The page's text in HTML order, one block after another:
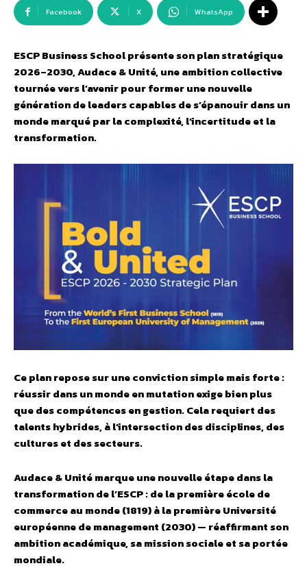
Facebook X WhatsApp
ESCP Business School présente son plan stratégique
2026–2030, Audace & Unité, une ambition collective
tournée vers l’avenir pour former une nouvelle
génération de leaders capables de s’épanouir dans un
monde marqué par la complexité, l’incertitude et la
transformation.
Ce plan repose sur une conviction simple mais forte :
réussir dans un monde en mutation exige bien plus
que des compétences en gestion. Cela requiert des
talents hybrides, à l’intersection des disciplines, des
cultures et des secteurs.
Audace & Unité marque une nouvelle étape dans la
transformation de l’ESCP : de la première école de
commerce au monde (1819) à la première Université
européenne de management (2030) — réaffirmant son
ambition académique, sa mission sociale et sa portée
mondiale.